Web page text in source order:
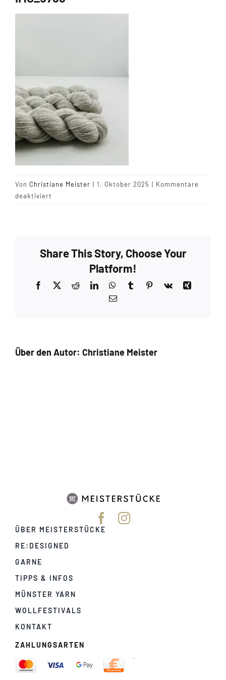
Wollfestivals
Kontakt
Von Christiane Meister | 1. Oktober 2025 | Kommentare
deaktiviert
Share This Story, Choose Your
Platform!
Facebook Reddit LinkedInWhatsApp
TumblrPinterest
Vk
E-
Über den Autor: Christiane Meister
ÜBER MEISTERSTÜCKE
RE:DESIGNED
GARNE
TIPPS & INFOS
MÜNSTER YARN
WOLLFESTIVALS
KONTAKT
ZAHLUNGSARTEN